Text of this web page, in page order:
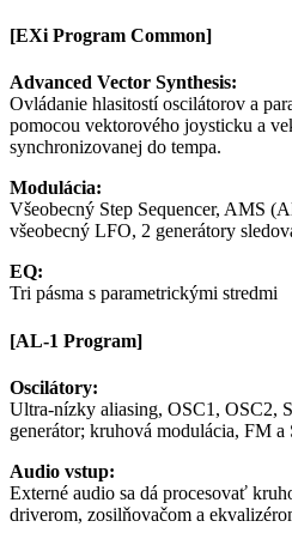
[EXi Program Common]
Advanced Vector Synthesis:
Ovládanie hlasitostí oscilátorov a
pomocou vektorového joysticku a
synchronizovanej do tempa.
Modulácia:
Všeobecný Step Sequencer, AMS
všeobecný LFO, 2 generátory
EQ:
Tri pásma s parametrickými stredmi
[AL-1 Program]
Oscilátory:
Ultra-nízky aliasing, OSC1, OSC2,
generátor; kruhová modulácia, FM a
Audio vstup:
Externé audio sa dá procesovať
driverom, zosilňovačom a